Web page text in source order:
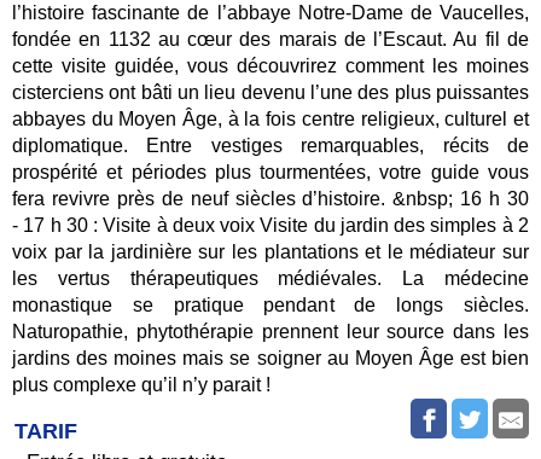
l’histoire fascinante de l’abbaye Notre-Dame de Vaucelles,
fondée en 1132 au cœur des marais de l’Escaut. Au fil de
cette visite guidée, vous découvrirez comment les moines
cisterciens ont bâti un lieu devenu l’une des plus puissantes
abbayes du Moyen Âge, à la fois centre religieux, culturel et
diplomatique. Entre vestiges remarquables, récits de
prospérité et périodes plus tourmentées, votre guide vous
fera revivre près de neuf siècles d’histoire. &nbsp; 16 h 30
- 17 h 30 : Visite à deux voix Visite du jardin des simples à 2
voix par la jardinière sur les plantations et le médiateur sur
les vertus thérapeutiques médiévales. La médecine
monastique se pratique pendant de longs siècles.
Naturopathie, phytothérapie prennent leur source dans les
jardins des moines mais se soigner au Moyen Âge est bien
plus complexe qu’il n’y parait !
TARIF